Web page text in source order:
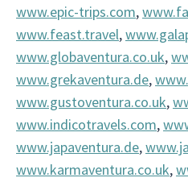
www.epic-trips.com,
www.feast.travel,
www.globaventura.co.uk,
www.grekaventura.de,
www.gustoventura.co.uk,
www.indicotravels.com,
www.japaventura.de,
www.karmaventura.co.uk,